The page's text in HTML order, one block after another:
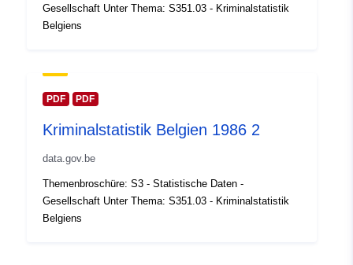
Typ: Polygon
Identifikatoren: Q14057#ID
uriRef:
Gesellschaft Unter Thema: S351.03 - Kriminalstatistik
Belgiens
PDF PDF
Kriminalstatistik Belgien 1986 2
data.gov.be
Themenbroschüre: S3 - Statistische Daten -
Gesellschaft Unter Thema: S351.03 - Kriminalstatistik
Belgiens